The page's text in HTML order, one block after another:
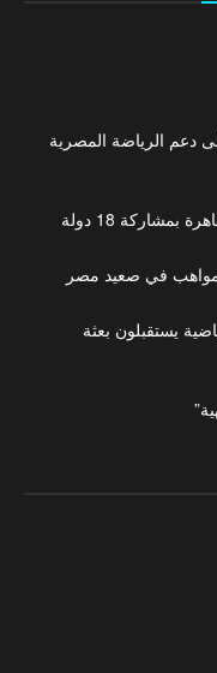
دعم الرياضة المصرية
18 دولة
في صعيد مصر
يستقبلون بعثة